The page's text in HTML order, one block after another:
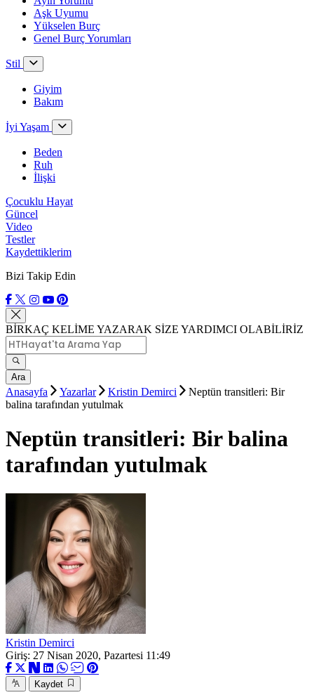
Aşk Uyumu
Yükselen Burç
Genel Burç Yorumları
Stil
Giyim
Bakım
İyi Yaşam
Beden
Ruh
İlişki
Çocuklu Hayat
Güncel
Video
Testler
Kaydettiklerim
Bizi Takip Edin
BİRKAÇ KELİME YAZARAK SİZE YARDIMCI OLABİLİRİZ
Ara
Anasayfa Yazarlar Kristin Demirci
Neptün transitleri: Bir
balina tarafından yutulmak
Neptün transitleri: Bir balina
tarafından yutulmak
Kristin Demirci
Giriş: 27 Nisan 2020, Pazartesi 11:49
Kaydet